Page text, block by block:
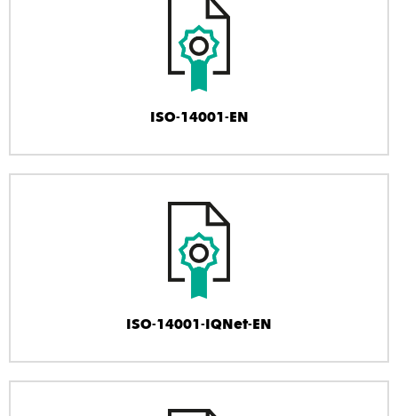
ISO-14001-EN
ISO-14001-IQNet-EN